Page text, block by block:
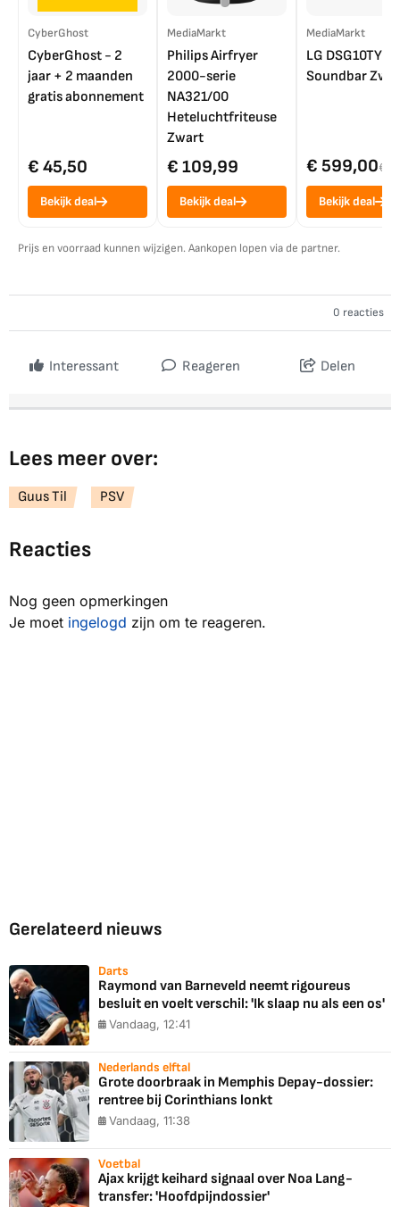
CyberGhost
CyberGhost - 2
jaar + 2 maanden
gratis abonnement
€ 45,50
Bekijk deal
MediaMarkt
Philips Airfryer
2000-serie
NA321/00
Heteluchtfriteuse
Zwart
€ 109,99
Bekijk deal
MediaMarkt
LG DSG10TY
Soundbar
€ 599,00€
Bekijk deal
Prijs en voorraad kunnen wijzigen. Aankopen lopen via de partner.
0 reacties
Interessant Reageren Delen
Lees meer over:
Guus Til PSV
Reacties
Nog geen opmerkingen
Je moet ingelogd zijn om te reageren.
Gerelateerd nieuws
Darts
Raymond van Barneveld neemt rigoureus
besluit en voelt verschil: 'Ik slaap nu als een os'
Vandaag, 12:41
Nederlands elftal
Grote doorbraak in Memphis Depay-dossier:
rentree bij Corinthians lonkt
Vandaag, 11:38
Voetbal
Ajax krijgt keihard signaal over Noa Lang-
transfer: 'Hoofdpijndossier'